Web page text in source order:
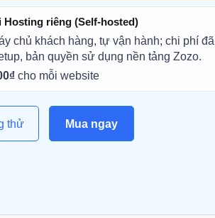
riêng (Self-hosted)
chủ khách hàng, tự vận hành; chi phí đã
bản quyền sử dụng nền tảng Zozo.
cho mỗi website
thử Mua ngay